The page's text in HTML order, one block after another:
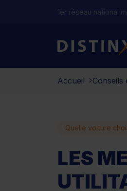
1er réseau national
Accueil Conseils
LES
Quelle voiture